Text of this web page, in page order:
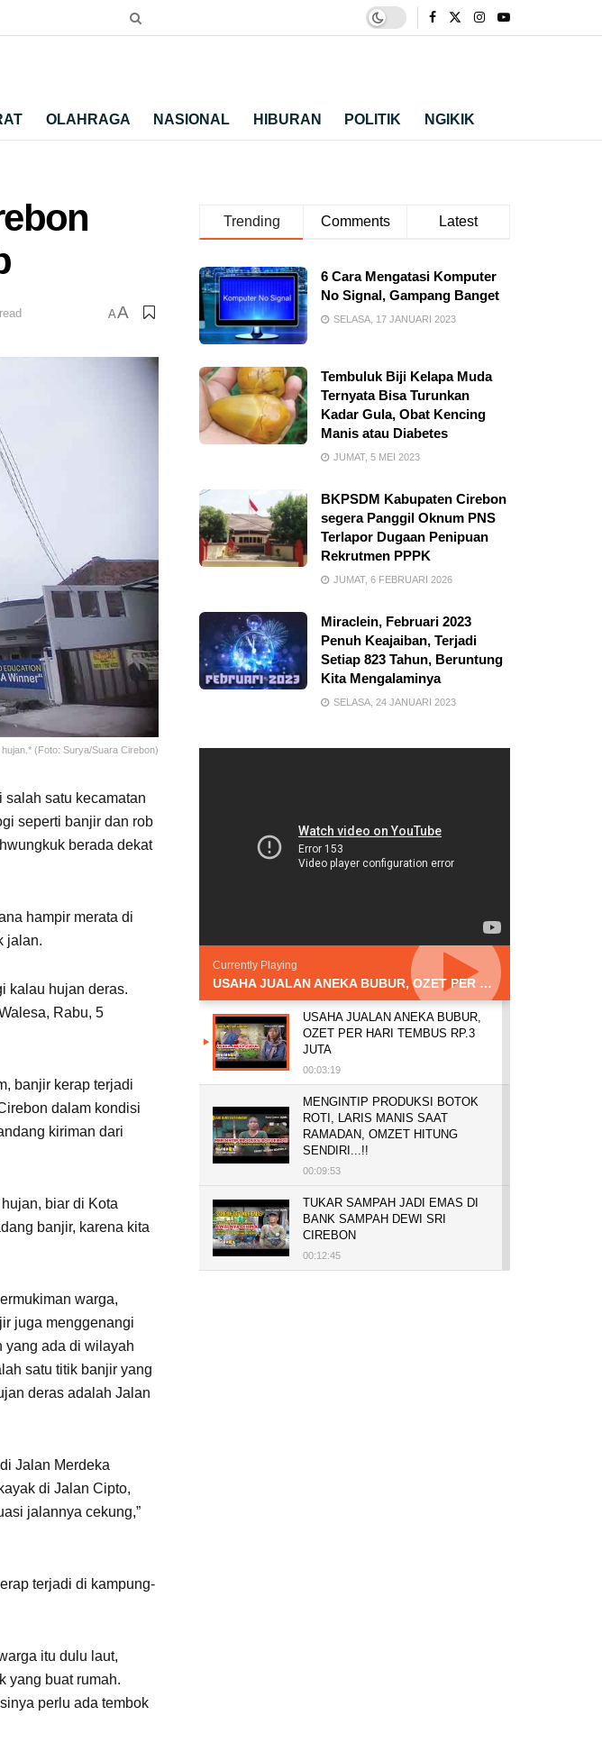
OLAHRAGA NASIONAL HIBURAN POLITIK NGIKIK
AA
(Foto: Surya/Suara Cirebon)
satu kecamatan
seperti banjir dan rob
berada dekat
hampir merata di
jalan.
kalau hujan deras.
Rabu, 5
banjir kerap terjadi
dalam kondisi
kiriman dari
biar di Kota
banjir, karena kita
warga,
juga menggenangi
yang ada di wilayah
satu titik banjir yang
deras adalah Jalan
Jalan Merdeka
di Jalan Cipto,
jalannya cekung,”
terjadi di kampung-
itu dulu laut,
yang buat rumah.
perlu ada tembok
Trending Comments Latest
6 Cara Mengatasi Komputer
No Signal, Gampang Banget
SELASA, 17 JANUARI 2023
Tembuluk Biji Kelapa Muda
Ternyata Bisa Turunkan
Kadar Gula, Obat Kencing
Manis atau Diabetes
JUMAT, 5 MEI 2023
BKPSDM Kabupaten Cirebon
segera Panggil Oknum PNS
Terlapor Dugaan Penipuan
Rekrutmen PPPK
JUMAT, 6 FEBRUARI 2026
Miraclein, Februari 2023
Penuh Keajaiban, Terjadi
Setiap 823 Tahun, Beruntung
Kita Mengalaminya
SELASA, 24 JANUARI 2023
Currently Playing
USAHA JUALAN ANEKA BUBUR, OZET PER HARI TEMBUS RP.3 JUTA
USAHA JUALAN ANEKA BUBUR,
OZET PER HARI TEMBUS RP.3
JUTA
00:03:19
MENGINTIP PRODUKSI BOTOK
ROTI, LARIS MANIS SAAT
RAMADAN, OMZET HITUNG
SENDIRI...!!
00:09:53
TUKAR SAMPAH JADI EMAS DI
BANK SAMPAH DEWI SRI
CIREBON
00:12:45